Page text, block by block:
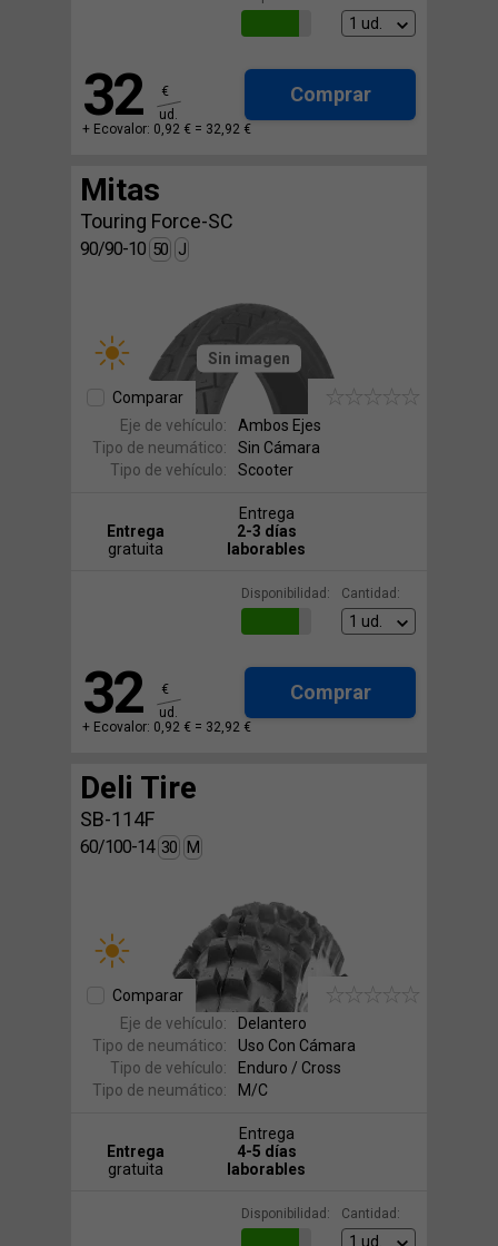
32
€
ud.
Comprar
+ Ecovalor: 0,92 € = 32,92 €
Mitas
Touring Force-SC
90/90-10 50 J
Sin imagen
Comparar
Eje de vehículo:
Ambos Ejes
Tipo de neumático:
Sin Cámara
Tipo de vehículo:
Scooter
Entrega
gratuita
Entrega
2-3 días
laborables
Disponibilidad: Cantidad:
32
€
ud.
Comprar
+ Ecovalor: 0,92 € = 32,92 €
Deli Tire
SB-114F
60/100-14 30 M
Comparar
Eje de vehículo:
Delantero
Tipo de neumático:
Uso Con Cámara
Tipo de vehículo:
Enduro / Cross
Tipo de neumático:
M/C
Entrega
gratuita
Entrega
4-5 días
laborables
Disponibilidad: Cantidad: